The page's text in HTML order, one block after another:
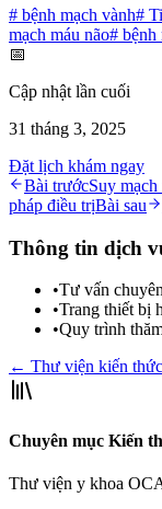
# bệnh mạch vành#
mạch máu não# bệnh
📅
Cập nhật lần cuối
31 tháng 3, 2025
Đặt lịch khám ngay
Bài trướcSuy
pháp điều trịBài sau
Thông tin dịch
•Tư vấn
•Trang thiết bị
•Quy trình
← Thư viện kiến thức
Chuyên mục Kiến
Thư viện y khoa